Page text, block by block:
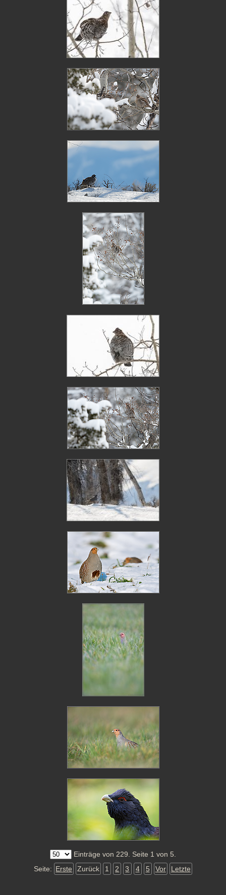
Einträge von 229. Seite 1 von 5.
Seite: Erste Zurück 1 2 3 4 5 Vor Letzte